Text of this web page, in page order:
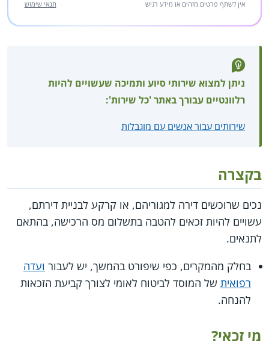
אין לשתף פרטים מזהים או מידע רגיש תנאי שימוש
ניתן למצוא שירותי סיוע ותמיכה שעשויים להיות
רלוונטיים עבורך באתר 'כל שירות':
שירותים עבור אנשים עם מוגבלות
בקצרה
נכים שרוכשים דירה למגוריהם, או קרקע לבניית דירתם,
עשויים להיות זכאים להטבה בתשלום מס הרכישה, בהתאם
לתנאים.
בחלק מהמקרים, כפי שיפורט בהמשך, יש לעבור ועדה
רפואית של המוסד לביטוח לאומי לצורך קביעת הזכאות
להנחה.
מי זכאי?